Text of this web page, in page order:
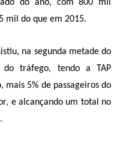
do ano, com 800 mil
mil do que em 2015.
na segunda metade do
tráfego, tendo a TAP
5% de passageiros do
e alcançando um total no